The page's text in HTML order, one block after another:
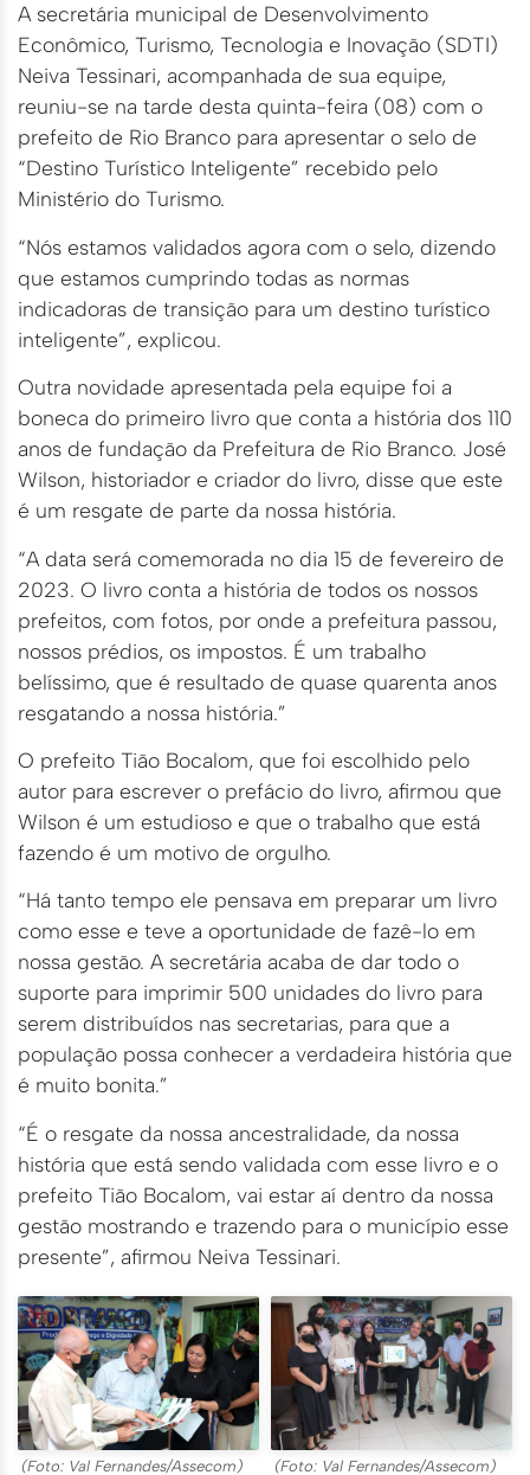
A secretária municipal de Desenvolvimento
Econômico, Turismo, Tecnologia e Inovação (SDTI)
Neiva Tessinari, acompanhada de sua equipe,
reuniu-se na tarde desta quinta-feira (08) com o
prefeito de Rio Branco para apresentar o selo de
“Destino Turístico Inteligente” recebido pelo
Ministério do Turismo.
“Nós estamos validados agora com o selo, dizendo
que estamos cumprindo todas as normas
indicadoras de transição para um destino turístico
inteligente”, explicou.
Outra novidade apresentada pela equipe foi a
boneca do primeiro livro que conta a história dos 110
anos de fundação da Prefeitura de Rio Branco. José
Wilson, historiador e criador do livro, disse que este
é um resgate de parte da nossa história.
“A data será comemorada no dia 15 de fevereiro de
2023. O livro conta a história de todos os nossos
prefeitos, com fotos, por onde a prefeitura passou,
nossos prédios, os impostos. É um trabalho
belíssimo, que é resultado de quase quarenta anos
resgatando a nossa história.”
O prefeito Tião Bocalom, que foi escolhido pelo
autor para escrever o prefácio do livro, afirmou que
Wilson é um estudioso e que o trabalho que está
fazendo é um motivo de orgulho.
“Há tanto tempo ele pensava em preparar um livro
como esse e teve a oportunidade de fazê-lo em
nossa gestão. A secretária acaba de dar todo o
suporte para imprimir 500 unidades do livro para
serem distribuídos nas secretarias, para que a
população possa conhecer a verdadeira história que
é muito bonita.”
“É o resgate da nossa ancestralidade, da nossa
história que está sendo validada com esse livro e o
prefeito Tião Bocalom, vai estar aí dentro da nossa
gestão mostrando e trazendo para o município esse
presente”, afirmou Neiva Tessinari.
(Foto: Val Fernandes/Assecom) (Foto: Val Fernandes/Assecom)